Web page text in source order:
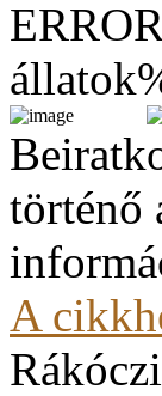
történő
A